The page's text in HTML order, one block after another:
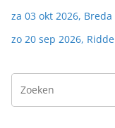
za 03 okt 2026,
zo 20 sep 2026,